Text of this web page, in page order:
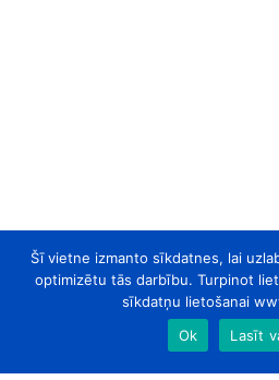
Šī vietne izmanto sīkdatnes, lai
optimizētu tās darbību. Turpinot
sīkdatņu lietošanai
Ok
Lasīt